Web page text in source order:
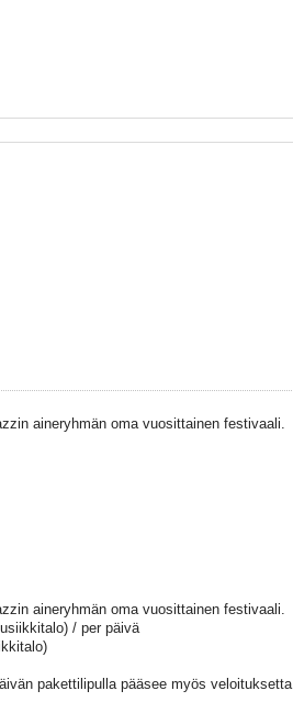
aineryhmän oma vuosittainen festivaali.
aineryhmän oma vuosittainen festivaali.
/ per päivä
pakettilipulla pääsee myös veloituksetta